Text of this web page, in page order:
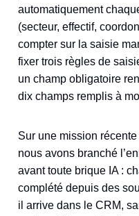
automatiquement
(secteur, effectif,
compter sur la saisie
fixer trois règles de
un champ obligatoire
dix champs remplis à
Sur une mission
nous avons branché
avant toute brique IA :
complété depuis des
il arrive dans le CRM,